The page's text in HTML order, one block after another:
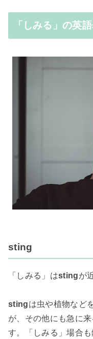
「しみる」の英
sting
「しみる」はstingが
stingは虫や植物など
が、その他にも急に
す。「しみる」場合